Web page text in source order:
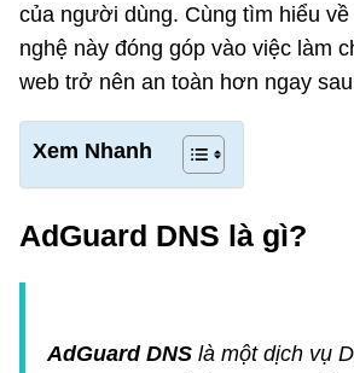
của người dùng. Cùng tìm hiểu về
nghệ này đóng góp vào việc làm
web trở nên an toàn hơn ngay
Xem Nhanh
AdGuard DNS là gì?
AdGuard DNSlà một dịch vụ